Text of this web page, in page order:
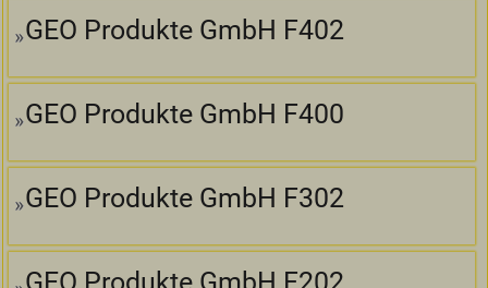
GEO Produkte GmbH F402
GEO Produkte GmbH F400
GEO Produkte GmbH F302